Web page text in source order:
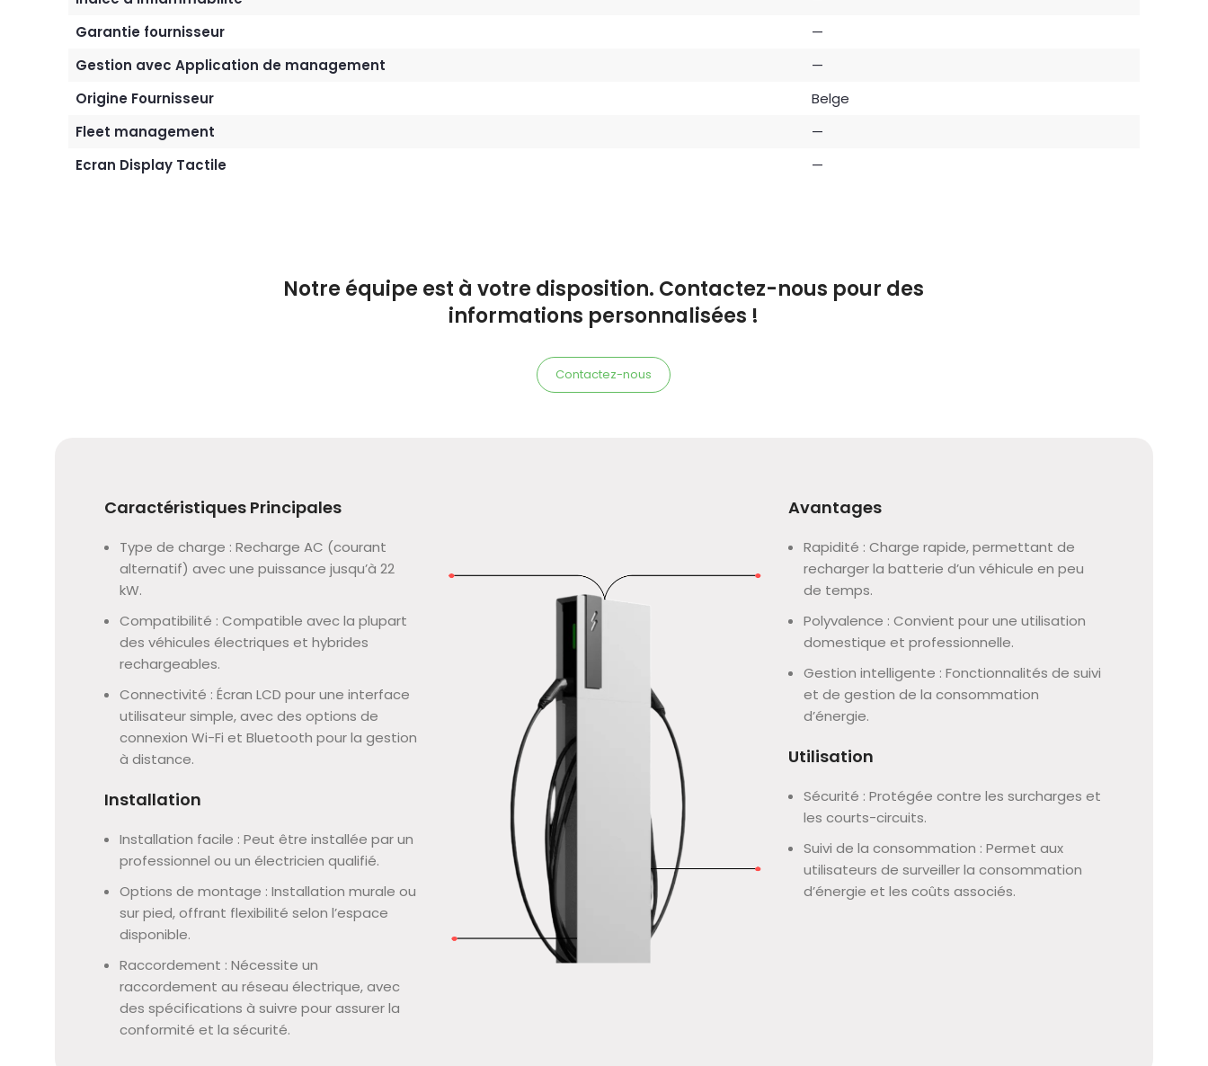
Garantie fournisseur
—
Gestion avec Application de management
—
Origine Fournisseur
Belge
Fleet management
—
Ecran Display Tactile
—
Notre équipe est à votre disposition. Contactez-nous pour des
informations personnalisées !
Contactez-nous
Caractéristiques Principales
Type de charge : Recharge AC (courant
alternatif) avec une puissance jusqu’à 22
kW.
Compatibilité : Compatible avec la plupart
des véhicules électriques et hybrides
rechargeables.
Connectivité : Écran LCD pour une interface
utilisateur simple, avec des options de
connexion Wi-Fi et Bluetooth pour la gestion
à distance.
Installation
Installation facile : Peut être installée par un
professionnel ou un électricien qualifié.
Options de montage : Installation murale ou
sur pied, offrant flexibilité selon l’espace
disponible.
Raccordement : Nécessite un
raccordement au réseau électrique, avec
des spécifications à suivre pour assurer la
conformité et la sécurité.
Avantages
Rapidité : Charge rapide, permettant de
recharger la batterie d’un véhicule en peu
de temps.
Polyvalence : Convient pour une utilisation
domestique et professionnelle.
Gestion intelligente : Fonctionnalités de suivi
et de gestion de la consommation
d’énergie.
Utilisation
Sécurité : Protégée contre les surcharges et
les courts-circuits.
Suivi de la consommation : Permet aux
utilisateurs de surveiller la consommation
d’énergie et les coûts associés.